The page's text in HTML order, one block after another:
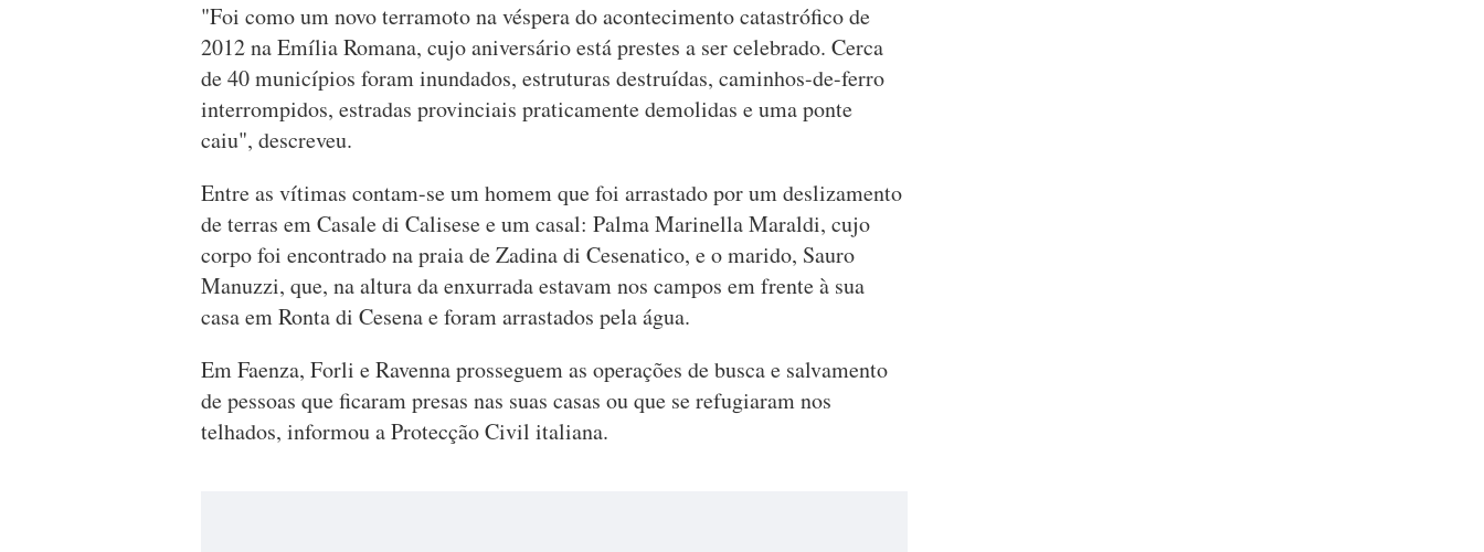
"Foi como um novo terramoto na véspera do acontecimento catastrófico de
2012 na Emília Romana, cujo aniversário está prestes a ser celebrado. Cerca
de 40 municípios foram inundados, estruturas destruídas, caminhos-de-ferro
interrompidos, estradas provinciais praticamente demolidas e uma ponte
caiu", descreveu.
Entre as vítimas contam-se um homem que foi arrastado por um deslizamento
de terras em Casale di Calisese e um casal: Palma Marinella Maraldi, cujo
corpo foi encontrado na praia de Zadina di Cesenatico, e o marido, Sauro
Manuzzi, que, na altura da enxurrada estavam nos campos em frente à sua
casa em Ronta di Cesena e foram arrastados pela água.
Em Faenza, Forli e Ravenna prosseguem as operações de busca e salvamento
de pessoas que ficaram presas nas suas casas ou que se refugiaram nos
telhados, informou a Protecção Civil italiana.